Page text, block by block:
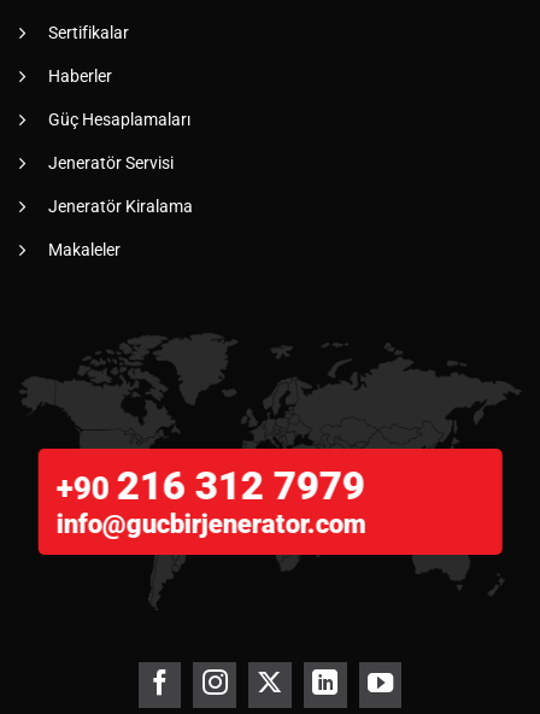
Sertifikalar
Haberler
Güç Hesaplamaları
Jeneratör Servisi
Jeneratör Kiralama
Makaleler
+90 216 312 7979
info@gucbirjenerator.com